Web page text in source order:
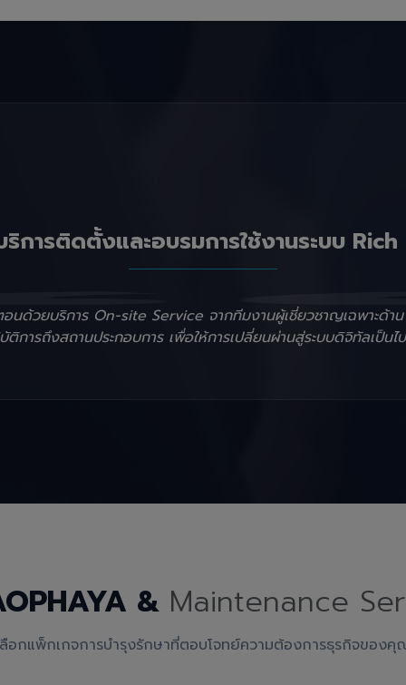
ริการติดตั้งและอบรมการใช้งานระบบ Rich
อนด้วยบริการ On-site Service จากทีมงานผู้เชี่ยวชาญเฉพาะด้า
การถึงสถานประกอบการ เพื่อให้การเปลี่ยนผ่านสู่ระบบดิจิทัลเป็นไ
& Maintenance
อกแพ็กเกจการบำรุงรักษาที่ตอบโจทย์ความต้องการธุรกิจของ